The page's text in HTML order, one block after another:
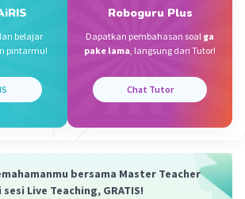
belajar
pintarmu!
Roboguru Plus
Dapatkan pembahasan soal ga
pake lama, langsung dari Tutor!
Chat Tutor
bersama Master Teacher
sesi Live Teaching, GRATIS!